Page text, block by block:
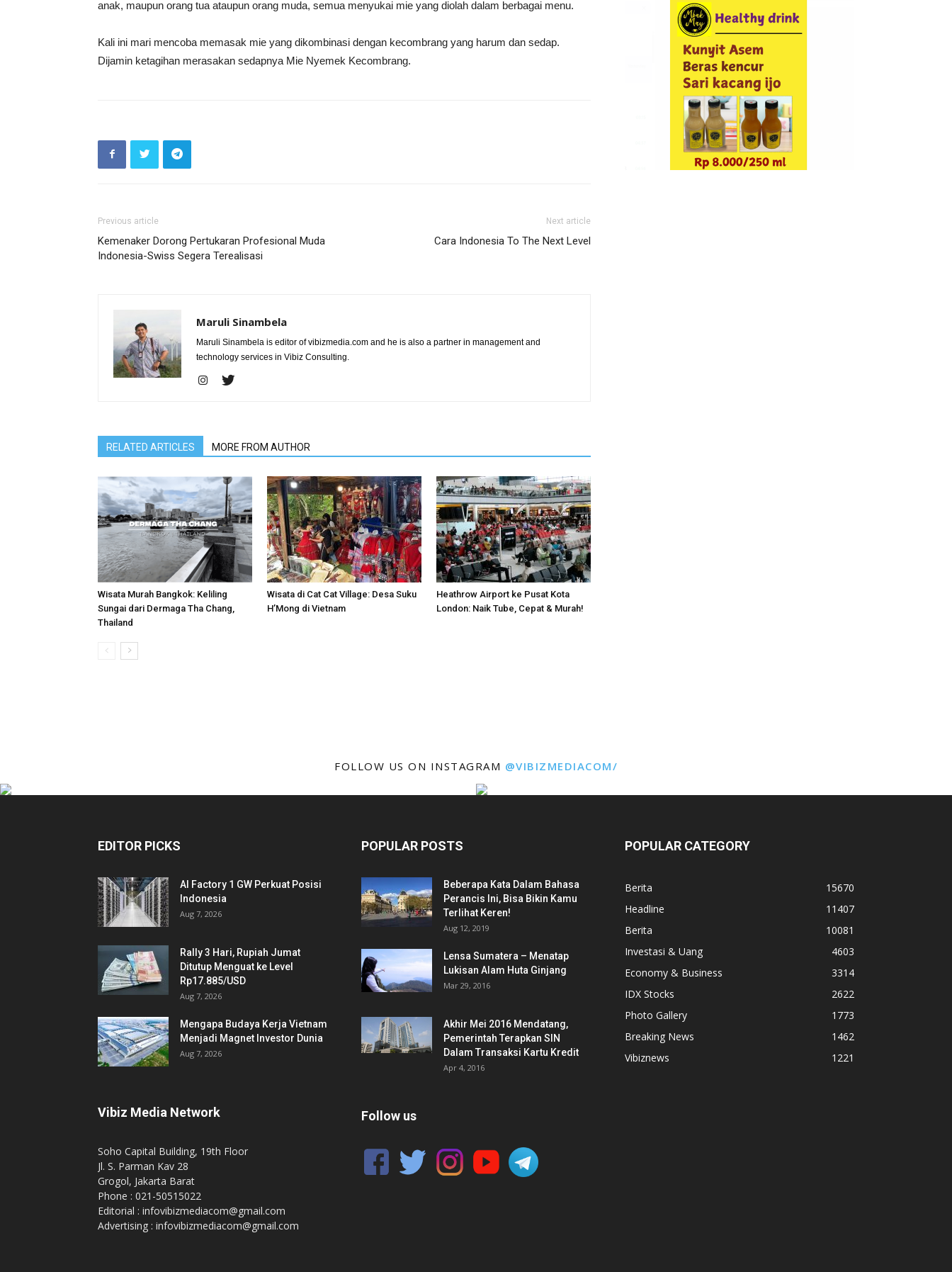
anak, maupun orang tua ataupun orang muda, semua menyukai mie yang diolah dalam berbagai menu.
Kali ini mari mencoba memasak mie yang dikombinasi dengan kecombrang yang harum dan sedap.
Dijamin ketagihan merasakan sedapnya Mie Nyemek Kecombrang.
Previous article
Kemenaker Dorong Pertukaran Profesional Muda
Indonesia-Swiss Segera Terealisasi
Next article
Cara Indonesia To The Next Level
Maruli Sinambela
Maruli Sinambela is editor of vibizmedia.com and he is also a partner in management and
technology services in Vibiz Consulting.
RELATED ARTICLES MORE FROM AUTHOR
Wisata Murah Bangkok: Keliling
Sungai dari Dermaga Tha Chang,
Thailand
Wisata di Cat Cat Village: Desa Suku
H’Mong di Vietnam
Heathrow Airport ke Pusat Kota
London: Naik Tube, Cepat & Murah!
FOLLOW US ON INSTAGRAM @VIBIZMEDIACOM/
EDITOR PICKS
AI Factory 1 GW Perkuat Posisi
Indonesia
Aug 7, 2026
Rally 3 Hari, Rupiah Jumat
Ditutup Menguat ke Level
Rp17.885/USD
Aug 7, 2026
Mengapa Budaya Kerja Vietnam
Menjadi Magnet Investor Dunia
Aug 7, 2026
Vibiz Media Network
Soho Capital Building, 19th Floor
Jl. S. Parman Kav 28
Grogol, Jakarta Barat
Phone : 021-50515022
Editorial : infovibizmediacom@gmail.com
Advertising : infovibizmediacom@gmail.com
POPULAR POSTS
Beberapa Kata Dalam Bahasa
Perancis Ini, Bisa Bikin Kamu
Terlihat Keren!
Aug 12, 2019
Lensa Sumatera – Menatap
Lukisan Alam Huta Ginjang
Mar 29, 2016
Akhir Mei 2016 Mendatang,
Pemerintah Terapkan SIN
Dalam Transaksi Kartu Kredit
Apr 4, 2016
Follow us
POPULAR CATEGORY
Berita
15670
Headline
11407
Berita
10081
Investasi & Uang
4603
Economy & Business
3314
IDX Stocks
2622
Photo Gallery
1773
Breaking News
1462
Vibiznews
1221